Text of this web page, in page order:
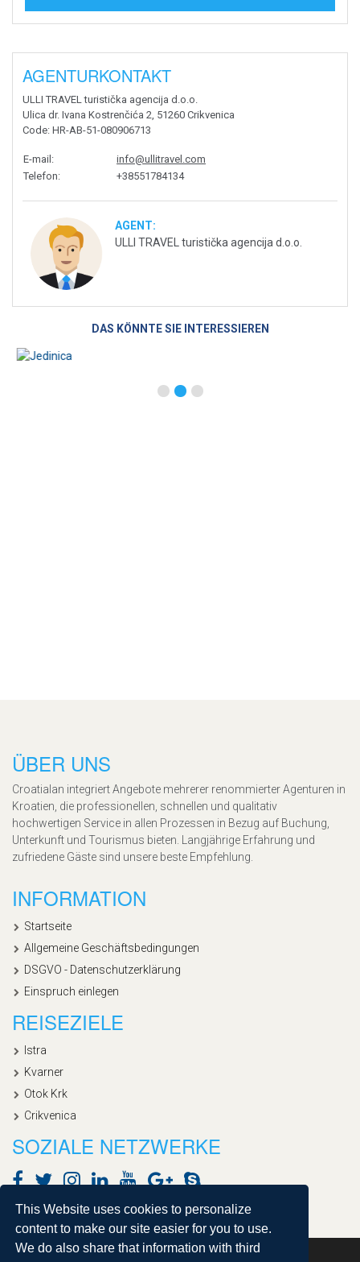
This Website uses cookies to personalize
content to make our site easier for you to use.
We do also share that information with third
AGENTURKONTAKT
ULLI TRAVEL turistička agencija d.o.o.
Ulica dr. Ivana Kostrenčića 2, 51260 Crikvenica
Code: HR-AB-51-080906713
E-mail :
info@ullitravel.com
Telefon: +38551784134
AGENT:
ULLI TRAVEL turistička agencija d.o.o.
DAS KÖNNTE SIE INTERESSIEREN
ÜBER UNS
Croatialan integriert Angebote mehrerer renommierter Agenturen in
Kroatien, die professionellen, schnellen und qualitativ
hochwertigen Service in allen Prozessen in Bezug auf Buchung,
Unterkunft und Tourismus bieten. Langjährige Erfahrung und
zufriedene Gäste sind unsere beste Empfehlung.
INFORMATION
Startseite
Allgemeine Geschäftsbedingungen
DSGVO - Datenschutzerklärung
Einspruch einlegen
REISEZIELE
Istra
Kvarner
Otok Krk
Crikvenica
SOZIALE NETZWERKE